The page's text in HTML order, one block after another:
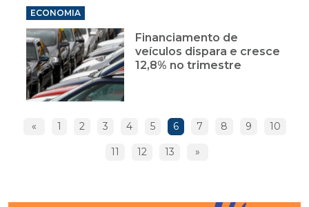
ECONOMIA
Financiamento de
veículos dispara e cresce
12,8% no trimestre
« 1 2 3 4 5 6 7 8 9 10
11 12 13 »